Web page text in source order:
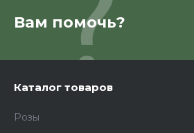
Вам помочь?
Каталог товаров
Розы